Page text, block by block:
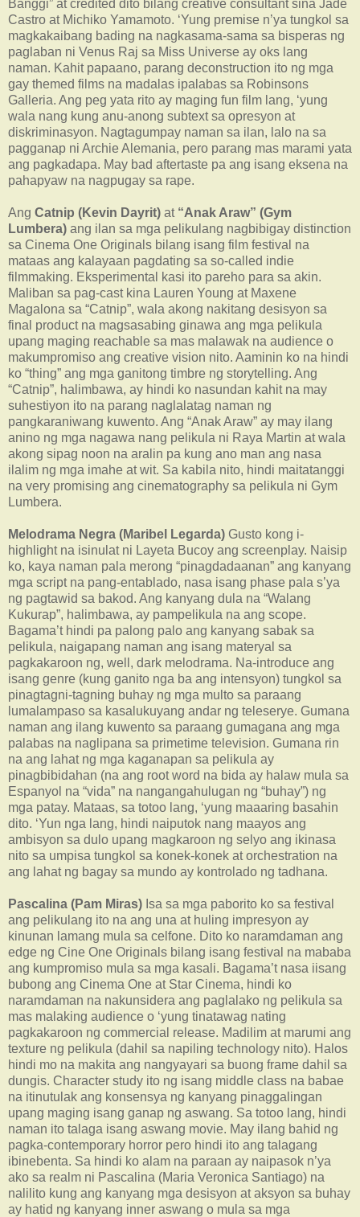
Banggi” at credited dito bilang creative consultant sina Jade
Castro at Michiko Yamamoto. ‘Yung premise n’ya tungkol sa
magkakaibang bading na nagkasama-sama sa bisperas ng
paglaban ni Venus Raj sa Miss Universe ay oks lang
naman. Kahit papaano, parang deconstruction ito ng mga
gay themed films na madalas ipalabas sa Robinsons
Galleria. Ang peg yata rito ay maging fun film lang, ‘yung
wala nang kung anu-anong subtext sa opresyon at
diskriminasyon. Nagtagumpay naman sa ilan, lalo na sa
pagganap ni Archie Alemania, pero parang mas marami yata
ang pagkadapa. May bad aftertaste pa ang isang eksena na
pahapyaw na nagpugay sa rape.
Ang Catnip (Kevin Dayrit) at “Anak Araw” (Gym
Lumbera) ang ilan sa mga pelikulang nagbibigay distinction
sa Cinema One Originals bilang isang film festival na
mataas ang kalayaan pagdating sa so-called indie
filmmaking. Eksperimental kasi ito pareho para sa akin.
Maliban sa pag-cast kina Lauren Young at Maxene
Magalona sa “Catnip”, wala akong nakitang desisyon sa
final product na magsasabing ginawa ang mga pelikula
upang maging reachable sa mas malawak na audience o
makumpromiso ang creative vision nito. Aaminin ko na hindi
ko “thing” ang mga ganitong timbre ng storytelling. Ang
“Catnip”, halimbawa, ay hindi ko nasundan kahit na may
suhestiyon ito na parang naglalatag naman ng
pangkaraniwang kuwento. Ang “Anak Araw” ay may ilang
anino ng mga nagawa nang pelikula ni Raya Martin at wala
akong sipag noon na aralin pa kung ano man ang nasa
ilalim ng mga imahe at wit. Sa kabila nito, hindi maitatanggi
na very promising ang cinematography sa pelikula ni Gym
Lumbera.
Melodrama Negra (Maribel Legarda) Gusto kong i-
highlight na isinulat ni Layeta Bucoy ang screenplay. Naisip
ko, kaya naman pala merong “pinagdadaanan” ang kanyang
mga script na pang-entablado, nasa isang phase pala s’ya
ng pagtawid sa bakod. Ang kanyang dula na “Walang
Kukurap”, halimbawa, ay pampelikula na ang scope.
Bagama’t hindi pa palong palo ang kanyang sabak sa
pelikula, naigapang naman ang isang materyal sa
pagkakaroon ng, well, dark melodrama. Na-introduce ang
isang genre (kung ganito nga ba ang intensyon) tungkol sa
pinagtagni-tagning buhay ng mga multo sa paraang
lumalampaso sa kasalukuyang andar ng teleserye. Gumana
naman ang ilang kuwento sa paraang gumagana ang mga
palabas na naglipana sa primetime television. Gumana rin
na ang lahat ng mga kaganapan sa pelikula ay
pinagbibidahan (na ang root word na bida ay halaw mula sa
Espanyol na “vida” na nangangahulugan ng “buhay”) ng
mga patay. Mataas, sa totoo lang, ‘yung maaaring basahin
dito. ‘Yun nga lang, hindi naiputok nang maayos ang
ambisyon sa dulo upang magkaroon ng selyo ang ikinasa
nito sa umpisa tungkol sa konek-konek at orchestration na
ang lahat ng bagay sa mundo ay kontrolado ng tadhana.
Pascalina (Pam Miras) Isa sa mga paborito ko sa festival
ang pelikulang ito na ang una at huling impresyon ay
kinunan lamang mula sa celfone. Dito ko naramdaman ang
edge ng Cine One Originals bilang isang festival na mababa
ang kumpromiso mula sa mga kasali. Bagama’t nasa iisang
bubong ang Cinema One at Star Cinema, hindi ko
naramdaman na nakunsidera ang paglalako ng pelikula sa
mas malaking audience o ‘yung tinatawag nating
pagkakaroon ng commercial release. Madilim at marumi ang
texture ng pelikula (dahil sa napiling technology nito). Halos
hindi mo na makita ang nangyayari sa buong frame dahil sa
dungis. Character study ito ng isang middle class na babae
na itinutulak ang konsensya ng kanyang pinaggalingan
upang maging isang ganap ng aswang. Sa totoo lang, hindi
naman ito talaga isang aswang movie. May ilang bahid ng
pagka-contemporary horror pero hindi ito ang talagang
ibinebenta. Sa hindi ko alam na paraan ay naipasok n’ya
ako sa realm ni Pascalina (Maria Veronica Santiago) na
nalilito kung ang kanyang mga desisyon at aksyon sa buhay
ay hatid ng kanyang inner aswang o mula sa mga